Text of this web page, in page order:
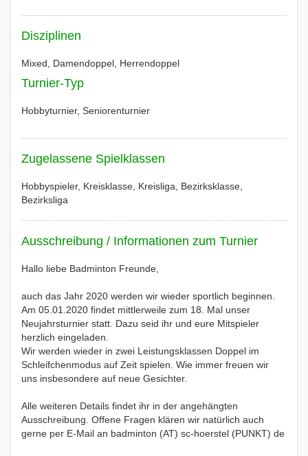
Disziplinen
Mixed, Damendoppel, Herrendoppel
Turnier-Typ
Hobbyturnier, Seniorenturnier
Zugelassene Spielklassen
Hobbyspieler, Kreisklasse, Kreisliga, Bezirksklasse,
Bezirksliga
Ausschreibung / Informationen zum Turnier
Hallo liebe Badminton Freunde,
auch das Jahr 2020 werden wir wieder sportlich beginnen.
Am 05.01.2020 findet mittlerweile zum 18. Mal unser
Neujahrsturnier statt. Dazu seid ihr und eure Mitspieler
herzlich eingeladen.
Wir werden wieder in zwei Leistungsklassen Doppel im
Schleifchenmodus auf Zeit spielen. Wie immer freuen wir
uns insbesondere auf neue Gesichter.
Alle weiteren Details findet ihr in der angehängten
Ausschreibung. Offene Fragen klären wir natürlich auch
gerne per E-Mail an badminton (AT) sc-hoerstel (PUNKT) de